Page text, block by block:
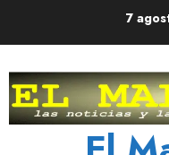
7